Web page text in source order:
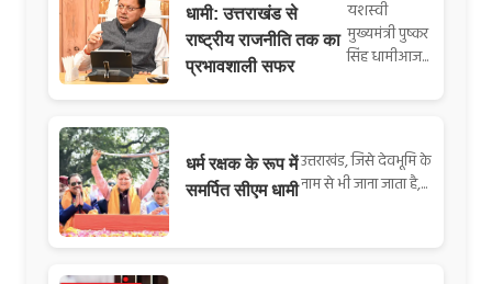
धामी: उत्तराखंड से
राष्ट्रीय राजनीति तक का
प्रभावशाली सफर
यशस्वी
मुख्यमंत्री पुष्कर
सिंह धामीआज...
धर्म रक्षक के रूप में
समर्पित सीएम धामी
उत्तराखंड, जिसे देवभूमि के
नाम से भी जाना जाता है,...